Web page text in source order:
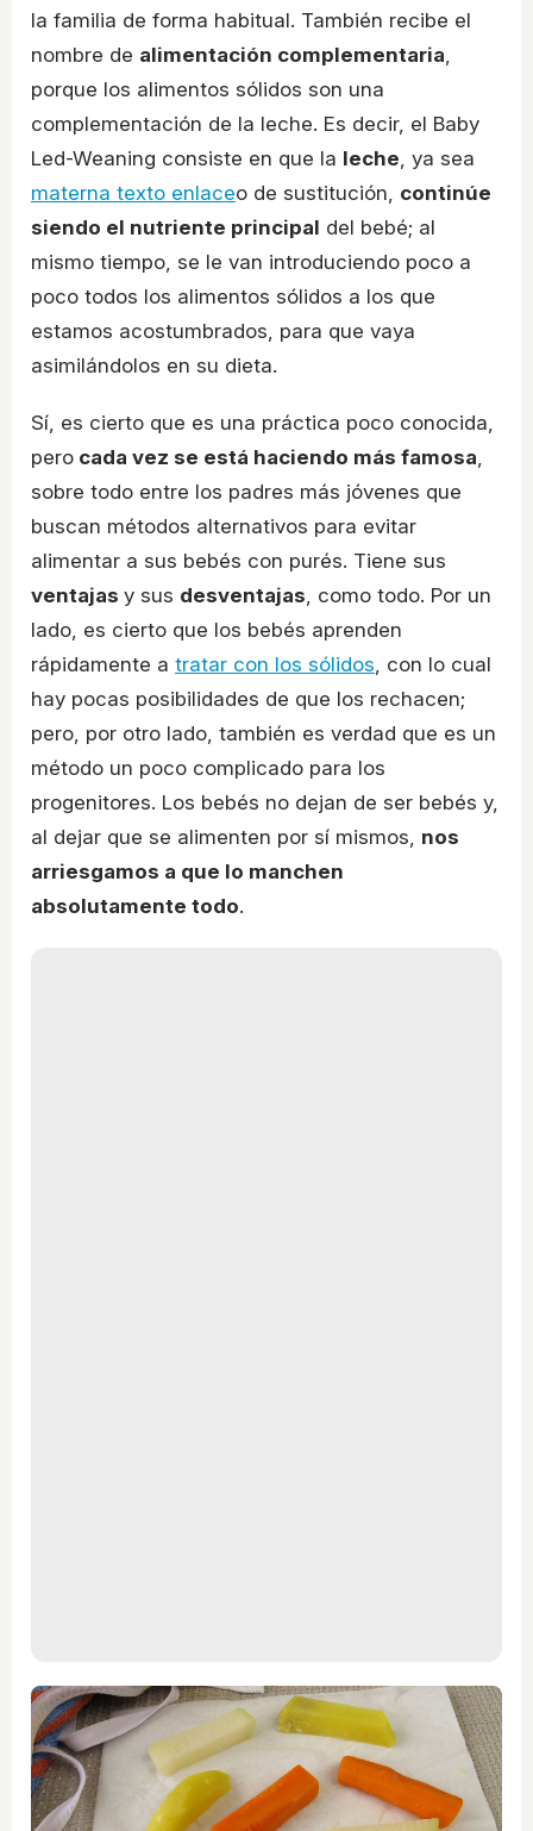
la familia de forma habitual. También recibe el
nombre de alimentación complementaria,
porque los alimentos sólidos son una
complementación de la leche. Es decir, el Baby
Led-Weaning consiste en que la leche, ya sea
materna texto enlaceo de sustitución, continúe
siendo el nutriente principal del bebé; al
mismo tiempo, se le van introduciendo poco a
poco todos los alimentos sólidos a los que
estamos acostumbrados, para que vaya
asimilándolos en su dieta.
Sí, es cierto que es una práctica poco conocida,
pero cada vez se está haciendo más famosa,
sobre todo entre los padres más jóvenes que
buscan métodos alternativos para evitar
alimentar a sus bebés con purés. Tiene sus
ventajas y sus desventajas, como todo. Por un
lado, es cierto que los bebés aprenden
rápidamente a tratar con los sólidos, con lo cual
hay pocas posibilidades de que los rechacen;
pero, por otro lado, también es verdad que es un
método un poco complicado para los
progenitores. Los bebés no dejan de ser bebés y,
al dejar que se alimenten por sí mismos, nos
arriesgamos a que lo manchen
absolutamente todo.